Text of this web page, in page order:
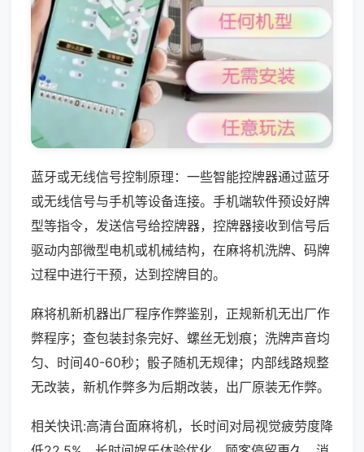
蓝牙或无线信号控制原理：一些智能控牌器通过蓝牙
或无线信号与手机等设备连接。手机端软件预设好牌
型等指令，发送信号给控牌器，控牌器接收到信号后
驱动内部微型电机或机械结构，在麻将机洗牌、码牌
过程中进行干预，达到控牌目的。
麻将机新机器出厂程序作弊鉴别，正规新机无出厂作
弊程序；查包装封条完好、螺丝无划痕；洗牌声音均
匀、时间40-60秒；骰子随机无规律；内部线路规整
无改装，新机作弊多为后期改装，出厂原装无作弊。
相关快讯:高清台面麻将机，长时间对局视觉疲劳度降